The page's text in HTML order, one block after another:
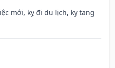
mới, kỵ đi du lịch, kỵ tang